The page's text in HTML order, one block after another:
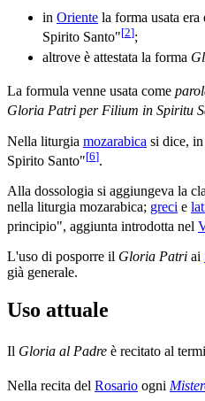
in Oriente la forma usata era
Spirito Santo"[2];
altrove è attestata la forma
La formula venne usata come
Gloria Patri per Filium in Spiritu
Nella liturgia mozarabica si dice, in
Spirito Santo"[6].
Alla dossologia si aggiungeva la
nella liturgia mozarabica; greci e
principio", aggiunta introdotta nel
L'uso di posporre il Gloria Patri ai
già generale.
Uso attuale
Il Gloria al Padre è recitato al
Nella recita del Rosario ogni